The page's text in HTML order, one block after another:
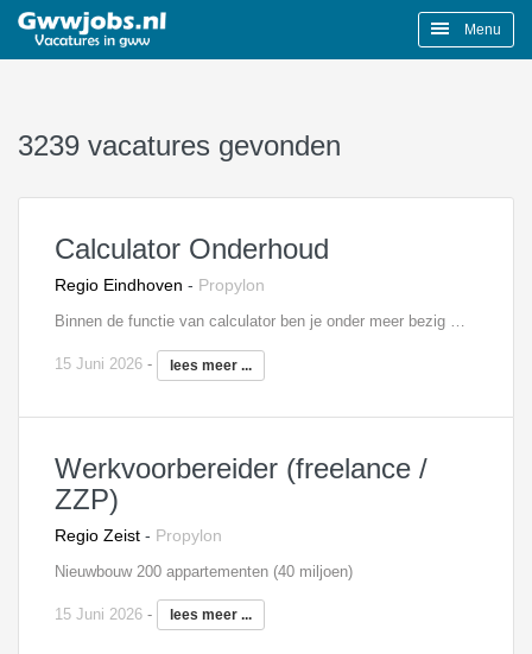
Menu
3239 vacatures gevonden
Calculator Onderhoud
Regio Eindhoven - Propylon
Binnen de functie van calculator ben je onder meer bezig met het uitbrengen van offertes voor aanbestedingen en bouwteamwerken. Ook verzorg je voor één of meerdere projecten binnen onderhoud en renovatie nacalculaties en stel je kostprijsbegrotingen vast. Het verwerken van meer -en minderwerk behoort ook tot de taken evenals andere calculatiewerkzaamheden aan de hand van bestek, tekeningen, schetsontwerpen en andere gegevens. Vanuit deze functie heb je ook de mogelijkheid om door te groeien naar een rol als senior calculator.
15 Juni 2026 - lees meer ...
Werkvoorbereider (freelance /
ZZP)
Regio Zeist - Propylon
Nieuwbouw 200 appartementen (40 miljoen)
15 Juni 2026 - lees meer ...